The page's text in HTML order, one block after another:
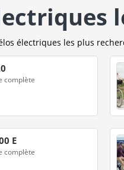
électriques les plus
complète
E
complète